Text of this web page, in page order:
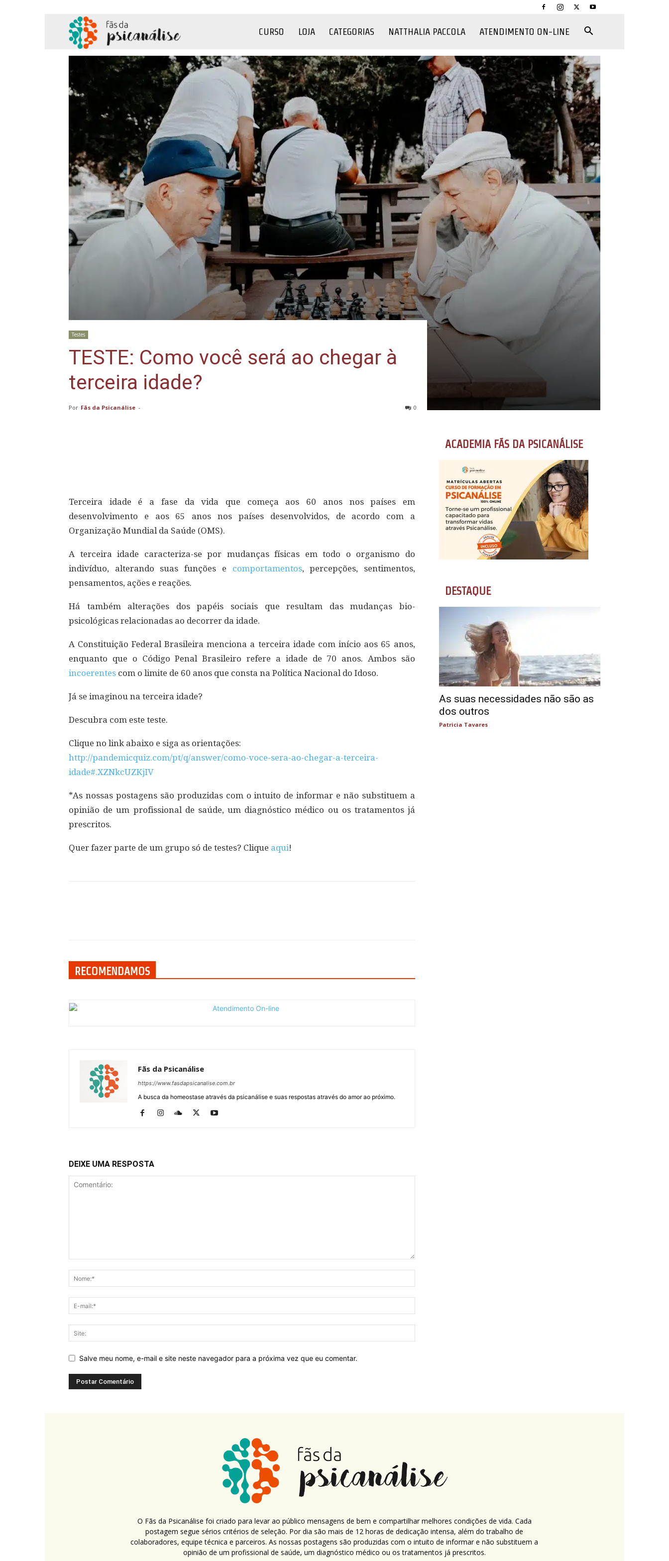
da
CURSO LOJA CATEGORIAS NATTHALIA PACCOLA ATENDIMENTO ON-LINE
Testes
TESTE: Como você será ao chegar à
terceira idade?
Por Fãs da Psicanálise - 0
Terceira idade é a fase da vida que começa aos 60 anos nos países em
desenvolvimento e aos 65 anos nos países desenvolvidos, de acordo com a
Organização Mundial da Saúde (OMS).
A terceira idade caracteriza-se por mudanças físicas em todo o organismo do
indivíduo, alterando suas funções e comportamentos, percepções, sentimentos,
pensamentos, ações e reações.
Há também alterações dos papéis sociais que resultam das mudanças bio-
psicológicas relacionadas ao decorrer da idade.
A Constituição Federal Brasileira menciona a terceira idade com início aos 65 anos,
enquanto que o Código Penal Brasileiro refere a idade de 70 anos. Ambos são
incoerentes com o limite de 60 anos que consta na Política Nacional do Idoso.
Já se imaginou na terceira idade?
Descubra com este teste.
Clique no link abaixo e siga as orientações:
http://pandemicquiz.com/pt/q/answer/como-voce-sera-ao-chegar-a-terceira-
idade#.XZNkcUZKjIV
*As nossas postagens são produzidas com o intuito de informar e não substituem a
opinião de um profissional de saúde, um diagnóstico médico ou os tratamentos já
prescritos.
Quer fazer parte de um grupo só de testes? Clique aqui!
RECOMENDAMOS
Fãs da Psicanálise
https://www.fasdapsicanalise.com.br
A busca da homeostase através da psicanálise e suas respostas através do amor ao próximo.
DEIXE UMA RESPOSTA
Salve meu nome, e-mail e site neste navegador para a próxima vez que eu comentar.
ACADEMIA FÃS DA PSICANÁLISE
DESTAQUE
As suas necessidades não são as
dos outros
Patricia Tavares
O Fãs da Psicanálise foi criado para levar ao público mensagens de bem e compartilhar melhores condições de vida. Cada
postagem segue sérios critérios de seleção. Por dia são mais de 12 horas de dedicação intensa, além do trabalho de
colaboradores, equipe técnica e parceiros. As nossas postagens são produzidas com o intuito de informar e não substituem a
opinião de um profissional de saúde, um diagnóstico médico ou os tratamentos já prescritos.